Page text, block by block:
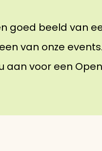
goed beeld van
van onze
aan voor een